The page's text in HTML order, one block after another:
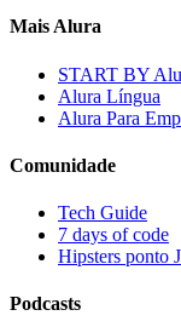
Mais Alura
START BY
Alura Língua
Alura Para
Comunidade
Tech Guide
7 days of code
Hipsters ponto
Podcasts